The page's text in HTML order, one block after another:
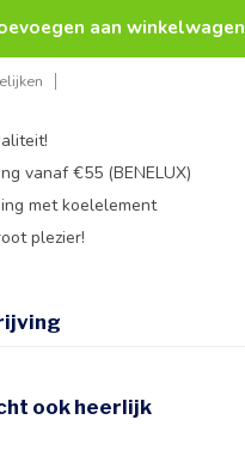
aan winkelwagen
vanaf €55 (BENELUX)
met koelelement
plezier!
ook heerlijk